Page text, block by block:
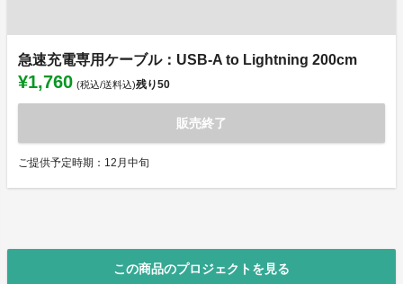
急速充電専用ケーブル：USB-A to Lightning 200cm
¥1,760 (税込/送料込)残り50
販売終了
ご提供予定時期：12月中旬
この商品のプロジェクトを見る